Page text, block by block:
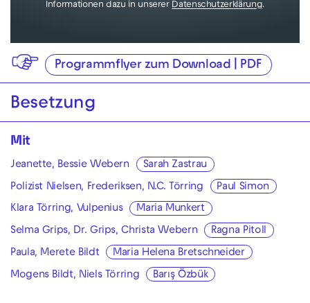
Informationen dazu in unserer Datenschutzerklärung.
Programmflyer zum Download | PDF
Besetzung
Mit
Jeanette, Bessie Webern Sarah Zastrau
Polizist Nielsen, Frederiksen, N.C. Törring Paul Simon
Klara Törring, Vulpenius Maria Munkert
Selma Grips, Dr. Grips, Christa Webern Ragna Pitoll
Paula, Merete Bildt Maria Helena Bretschneider
Mogens Bildt, Niels Törring Barış Özbük